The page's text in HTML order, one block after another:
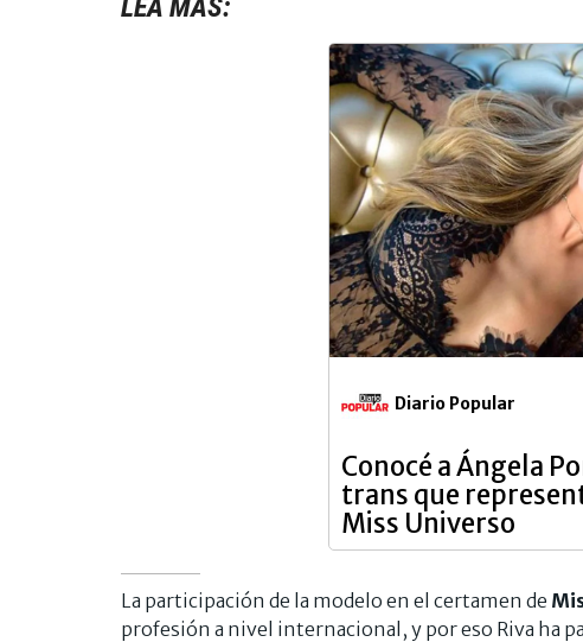
LEA MÁS:
Diario Popular
Conocé a Ángela
trans que
Miss Universo
La participación de la modelo en el certamen de
profesión a nivel internacional, y por eso Riva ha